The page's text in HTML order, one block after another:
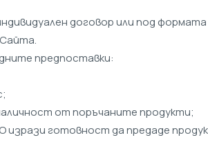
договор или под
предпоставки:
от поръчаните продукти;
изрази готовност да предаде